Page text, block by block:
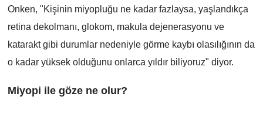
Onken, "Kişinin miyopluğu ne kadar fazlaysa, yaşlandıkça
retina dekolmanı, glokom, makula dejenerasyonu ve
katarakt gibi durumlar nedeniyle görme kaybı olasılığının da
o kadar yüksek olduğunu onlarca yıldır biliyoruz" diyor.
Miyopi ile göze ne olur?